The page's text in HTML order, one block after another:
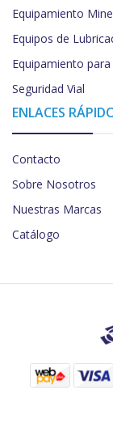
Equipamiento
Equipos de
Equipamiento
Seguridad Vial
ENLACES
Contacto
Sobre Nosotros
Nuestras Marcas
Catálogo